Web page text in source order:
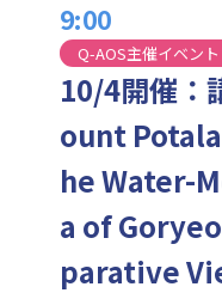
9:00
Q-AOS主催イベント
10/4開催：
ount
he Water-
a of
parative